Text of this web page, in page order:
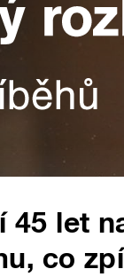
45 let
co